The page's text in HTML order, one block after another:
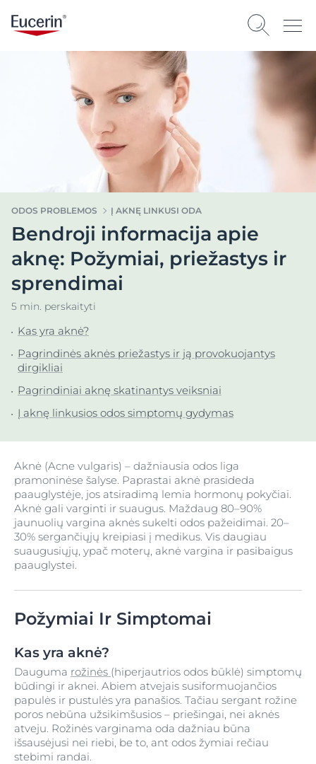
ODOS PROBLEMOS Į AKNĘ LINKUSI ODA
Bendroji informacija apie
aknę: Požymiai, priežastys ir
sprendimai
5 min. perskaityti
Kas yra aknė?
Pagrindinės aknės priežastys ir ją provokuojantys
dirgikliai
Pagrindiniai aknę skatinantys veiksniai
Į aknę linkusios odos simptomų gydymas
Aknė (Acne vulgaris) – dažniausia odos liga
pramoninėse šalyse. Paprastai aknė prasideda
paauglystėje, jos atsiradimą lemia hormonų pokyčiai.
Aknė gali varginti ir suaugus. Maždaug 80–90%
jaunuolių vargina aknės sukelti odos pažeidimai. 20–
30% sergančiųjų kreipiasi į medikus. Vis daugiau
suaugusiųjų, ypač moterų, aknė vargina ir pasibaigus
paauglystei.
Požymiai Ir Simptomai
Kas yra aknė?
Dauguma rožinės (hiperjautrios odos būklė) simptomų
būdingi ir aknei. Abiem atvejais susiformuojančios
papulės ir pustulės yra panašios. Tačiau sergant rožine
poros nebūna užsikimšusios – priešingai, nei aknės
atveju. Rožinės varginama oda dažniau būna
išsausėjusi nei riebi, be to, ant odos žymiai rečiau
stebimi randai.